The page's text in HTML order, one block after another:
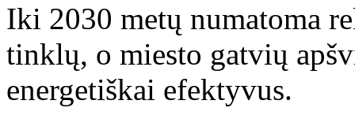
Iki 2030 metų numatoma
tinklų, o miesto gatvių
energetiškai efektyvus.